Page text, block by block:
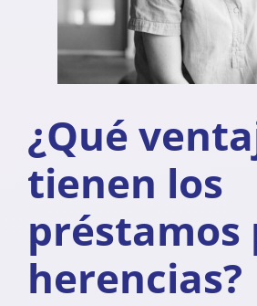
¿Qué
tienen los
préstamos
herencias?